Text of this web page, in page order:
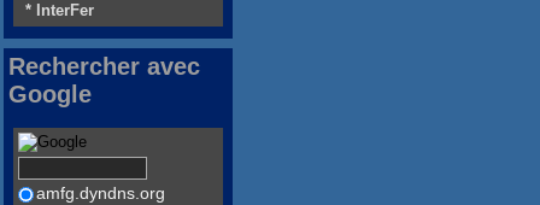
* InterFer
Rechercher avec
Google
amfg.dyndns.org